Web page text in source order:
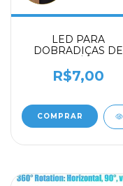
LED PARA
DOBRADIÇAS DE
R$7,00